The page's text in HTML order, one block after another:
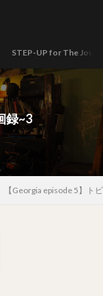
STEP-UP for The
録~3
【Georgia episode 5】ト